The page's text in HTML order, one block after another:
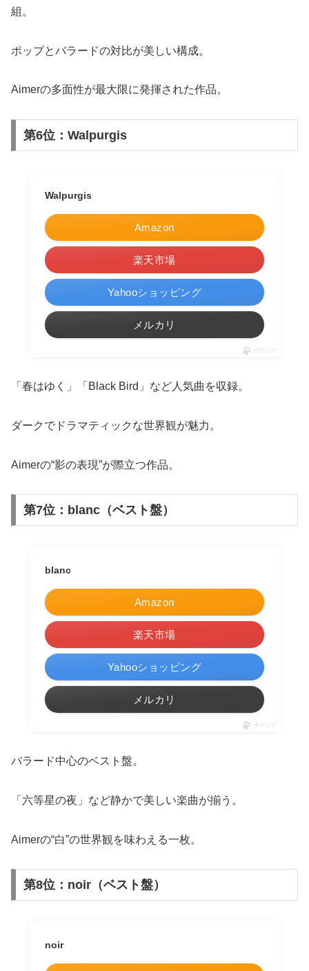
組。
ポップとバラードの対比が美しい構成。
Aimerの多面性が最大限に発揮された作品。
第6位：Walpurgis
Walpurgis
Amazon
楽天市場
Yahooショッピング
メルカリ
ポチップ
「春はゆく」「Black Bird」など人気曲を収録。
ダークでドラマティックな世界観が魅力。
Aimerの“影の表現”が際立つ作品。
第7位：blanc（ベスト盤）
blanc
Amazon
楽天市場
Yahooショッピング
メルカリ
ポチップ
バラード中心のベスト盤。
「六等星の夜」など静かで美しい楽曲が揃う。
Aimerの“白”の世界観を味わえる一枚。
第8位：noir（ベスト盤）
noir